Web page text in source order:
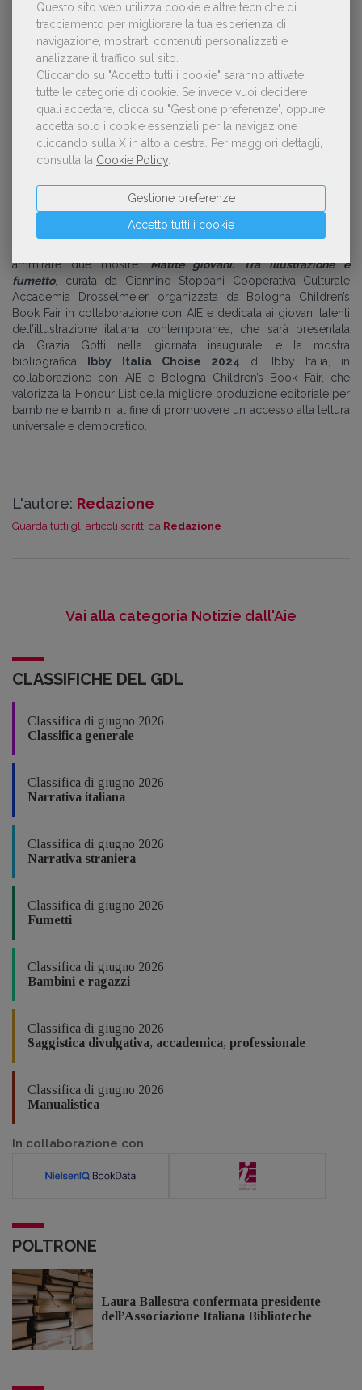
Questo sito web utilizza cookie e altre tecniche di
tracciamento per migliorare la tua esperienza di
navigazione, mostrarti contenuti personalizzati e
analizzare il traffico sul sito.
Cliccando su "Accetto tutti i cookie" saranno attivate
tutte le categorie di cookie. Se invece vuoi decidere
quali accettare, clicca su "Gestione preferenze", oppure
accetta solo i cookie essenziali per la navigazione
cliccando sulla X in alto a destra.
Per maggiori dettagli,
consulta la Cookie Policy
Accetto tutti i cookie
Gestione preferenze
Ospite d’Onore, una delle Aree in cui si articola lo spazio
espositivo di 23.450 metri quadrati della Fiera, ospitata all’interno
del Taipei World Trade Center, Hall 1. All’interno del Padiglione
italiano, allestito da ICE - Agenzia per la promozione all’estero e
l’internazionalizzazione delle imprese italiane e ispirato ai
concetti di contemporaneità, leggerezza e sostenibilità
ambientale,saranno presenti uno spazio libreria gestito
da Eslite Bookstore con i libri degli autori italiani, un’area
bambini e uno spazio professionale riservato all’incontro
tra gli editori e gli operatori professionali
Milano Consulting
,
Publishing
Erickson
Tomolo
ammirare due mostre:
Matite giovani. Tra illustrazione e
fumetto, curata da Giannino Stoppani Cooperativa Culturale
Accademia Drosselmeier, organizzata da
Bologna Children’s
Book Fair in collaborazione con AIE e dedicata ai giovani talenti
dell’illustrazione italiana contemporanea, che sarà presentata
da
Grazia Gotti
nella giornata inaugurale; e la mostra
bibliografica
Ibby Italia Choise 2024 di
Ibby Italia, in
collaborazione con AIE e Bologna Children’s Book Fair, che
valorizza la Honour List della migliore produzione editoriale per
bambine e bambini al fine di promuovere un accesso alla lettura
universale e democratico.
L'autore: Redazione
Guarda tutti gli articoli scritti da Redazione
Vai alla categoria Notizie dall'Aie
CLASSIFICHE DEL GDL
Classifica di giugno 2026
Classifica generale
Classifica di giugno 2026
Narrativa italiana
Classifica di giugno 2026
Narrativa straniera
Classifica di giugno 2026
Fumetti
Classifica di giugno 2026
Bambini e ragazzi
Classifica di giugno 2026
Saggistica divulgativa, accademica, professionale
Classifica di giugno 2026
Manualistica
In collaborazione con
POLTRONE
Laura Ballestra confermata presidente
dell’Associazione Italiana Biblioteche